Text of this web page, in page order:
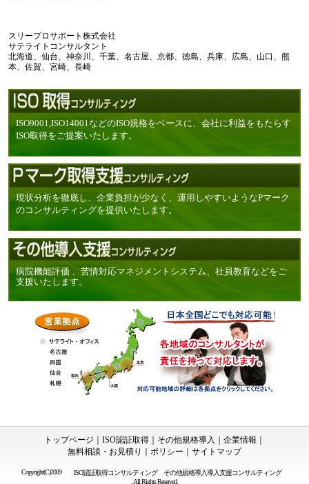
スリープロサポート株式会社
サテライトコンサルタント
北海道、仙台、神奈川、千葉、名古屋、京都、徳島、兵庫、広島、山口、熊
本、佐賀、宮崎、長崎
ISO9001,ISO14001などのISO規格をベースに、会社に利益をもたらす
ISO取得をご提案いたします。
現状分析を徹底し、企業負担が少なく、運用しやすいようなPマーク
のコンサルティングを提供いたします。
病院機能評価 、苦情対応マネジメントシステム、社員教育などをご
支援いたします。
トップページ ISO認証取得 その他規格導入 企業情報
無料相談・お見積り
ポリシー サイトマップ
Copyright(C)2009 ISO認証取得コンサルティング
その他規格導入導入支援コンサルティング
.All Rights Reserved.